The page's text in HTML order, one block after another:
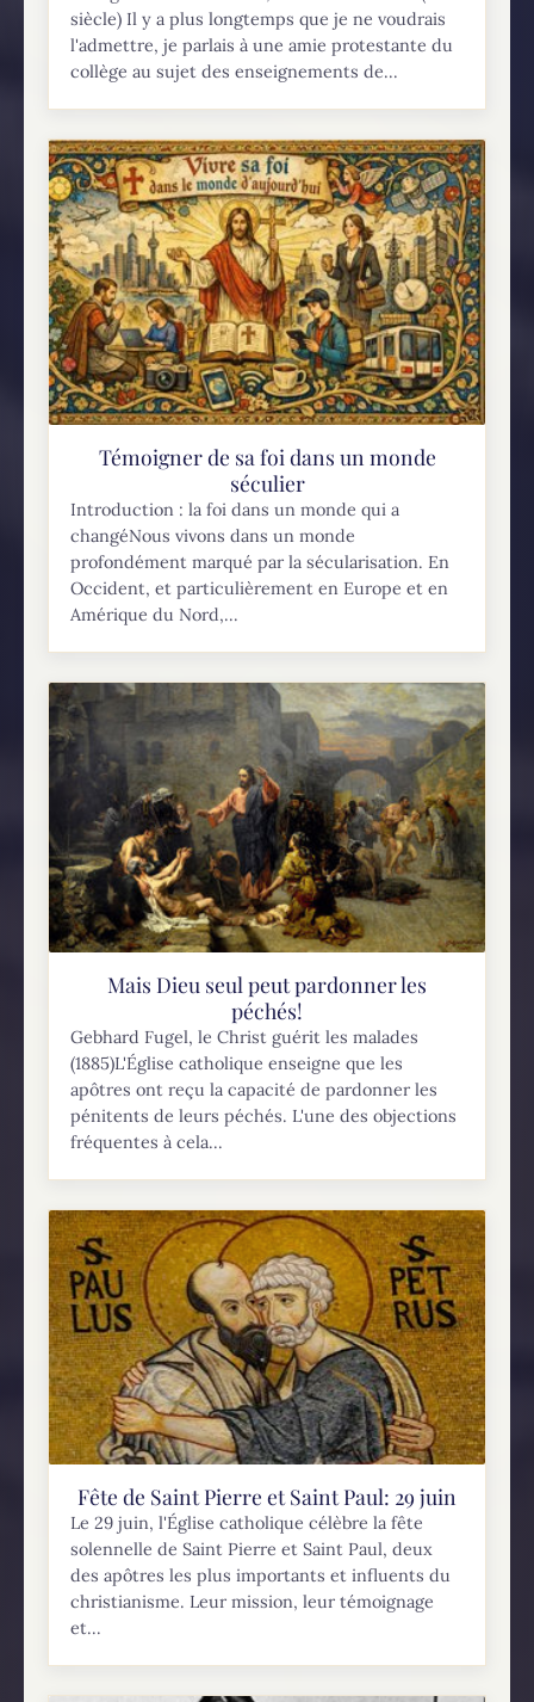
siècle) Il y a plus longtemps que je ne voudrais
l'admettre, je parlais à une amie protestante du
collège au sujet des enseignements de...
Témoigner de sa foi dans un monde
séculier
Introduction : la foi dans un monde qui a
changéNous vivons dans un monde
profondément marqué par la sécularisation. En
Occident, et particulièrement en Europe et en
Amérique du Nord,...
Mais Dieu seul peut pardonner les
péchés!
Gebhard Fugel, le Christ guérit les malades
(1885)L'Église catholique enseigne que les
apôtres ont reçu la capacité de pardonner les
pénitents de leurs péchés. L'une des objections
fréquentes à cela...
Fête de Saint Pierre et Saint Paul: 29 juin
Le 29 juin, l'Église catholique célèbre la fête
solennelle de Saint Pierre et Saint Paul, deux
des apôtres les plus importants et influents du
christianisme. Leur mission, leur témoignage
et...